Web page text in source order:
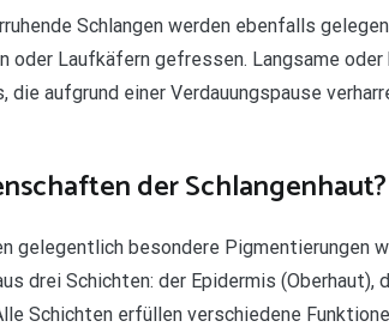
Schlangen werden ebenfalls
oder Laufkäfern gefressen. Langsame
aufgrund einer Verdauungspause
der Schlangenhaut?
gelegentlich besondere Pigmentierungen
drei Schichten: der Epidermis (Oberhaut),
Schichten erfüllen verschiedene